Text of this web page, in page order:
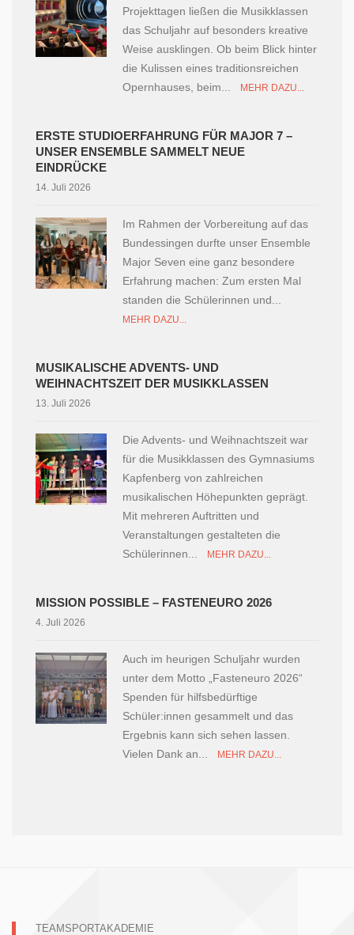
Projekttagen ließen die Musikklassen
das Schuljahr auf besonders kreative
Weise ausklingen. Ob beim Blick hinter
die Kulissen eines traditionsreichen
Opernhauses, beim...
MEHR DAZU...
ERSTE STUDIOERFAHRUNG FÜR MAJOR 7 –
UNSER ENSEMBLE SAMMELT NEUE
EINDRÜCKE
14. Juli 2026
Im Rahmen der Vorbereitung auf das
Bundessingen durfte unser Ensemble
Major Seven eine ganz besondere
Erfahrung machen: Zum ersten Mal
standen die Schülerinnen und...
MEHR DAZU...
MUSIKALISCHE ADVENTS- UND
WEIHNACHTSZEIT DER MUSIKKLASSEN
13. Juli 2026
Die Advents- und Weihnachtszeit war
für die Musikklassen des Gymnasiums
Kapfenberg von zahlreichen
musikalischen Höhepunkten geprägt.
Mit mehreren Auftritten und
Veranstaltungen gestalteten die
Schülerinnen...
MEHR DAZU...
MISSION POSSIBLE – FASTENEURO 2026
4. Juli 2026
Auch im heurigen Schuljahr wurden
unter dem Motto „Fasteneuro 2026“
Spenden für hilfsbedürftige
Schüler:innen gesammelt und das
Ergebnis kann sich sehen lassen.
Vielen Dank an...
MEHR DAZU...
TEAMSPORTAKADEMIE